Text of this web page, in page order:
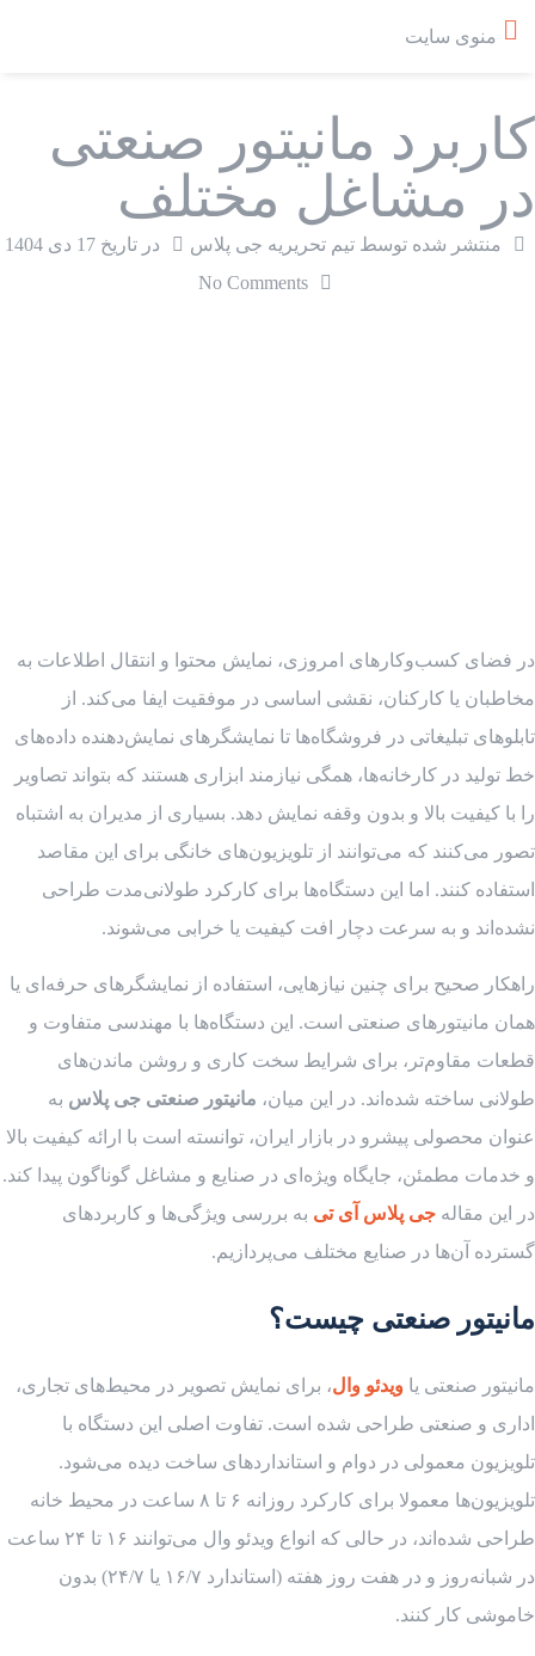
منوی سایت
کاربرد مانیتور صنعتی
در مشاغل مختلف
منتشر شده توسط تیم تحریریه جی پلاس در تاریخ 17 دی 1404
No Comments
در فضای کسب‌وکارهای امروزی، نمایش محتوا و انتقال اطلاعات به
مخاطبان یا کارکنان، نقشی اساسی در موفقیت ایفا می‌کند. از
تابلوهای تبلیغاتی در فروشگاه‌ها تا نمایشگرهای نمایش‌دهنده داده‌های
خط تولید در کارخانه‌ها، همگی نیازمند ابزاری هستند که بتواند تصاویر
را با کیفیت بالا و بدون وقفه نمایش دهد. بسیاری از مدیران به اشتباه
تصور می‌کنند که می‌توانند از تلویزیون‌های خانگی برای این مقاصد
استفاده کنند. اما این دستگاه‌ها برای کارکرد طولانی‌مدت طراحی
نشده‌اند و به سرعت دچار افت کیفیت یا خرابی می‌شوند.
راهکار صحیح برای چنین نیازهایی، استفاده از نمایشگرهای حرفه‌ای یا
همان مانیتورهای صنعتی است. این دستگاه‌ها با مهندسی متفاوت و
قطعات مقاوم‌تر، برای شرایط سخت کاری و روشن ماندن‌های
طولانی ساخته شده‌اند. در این میان، مانیتور صنعتی جی پلاس به
عنوان محصولی پیشرو در بازار ایران، توانسته است با ارائه کیفیت بالا
و خدمات مطمئن، جایگاه ویژه‌ای در صنایع و مشاغل گوناگون پیدا کند.
در این مقاله جی پلاس آی تی به بررسی ویژگی‌ها و کاربردهای
گسترده‌ آن‌ها در صنایع مختلف می‌پردازیم.
مانیتور صنعتی چیست؟
مانیتور صنعتی یا ویدئو وال، برای نمایش تصویر در محیط‌های تجاری،
اداری و صنعتی طراحی شده است. تفاوت اصلی این دستگاه با
تلویزیون معمولی در دوام و استانداردهای ساخت دیده می‌شود.
تلویزیون‌ها معمولا برای کارکرد روزانه ۶ تا ۸ ساعت در محیط خانه
طراحی شده‌اند، در حالی که انواع ویدئو وال می‌توانند ۱۶ تا ۲۴ ساعت
در شبانه‌روز و در هفت روز هفته (استاندارد ۱۶/۷ یا ۲۴/۷) بدون
خاموشی کار کنند.